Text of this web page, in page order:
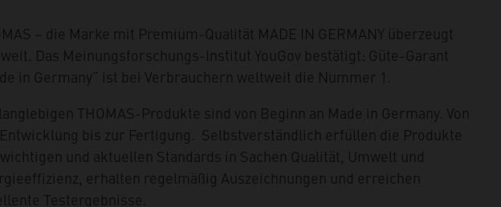
– die Marke mit Premium-Qualität MADE IN GERMANY überzeugt
Das Meinungsforschungs-Institut YouGov bestätigt: Güte-Garant
in Germany“ ist bei Verbrauchern weltweit die Nummer 1.
THOMAS-Produkte sind von Beginn an Made in Germany. Von
bis zur Fertigung. Selbstverständlich erfüllen die Produkte
und aktuellen Standards in Sachen Qualität, Umwelt und
erhalten regelmäßig Auszeichnungen und erreichen
Testergebnisse.